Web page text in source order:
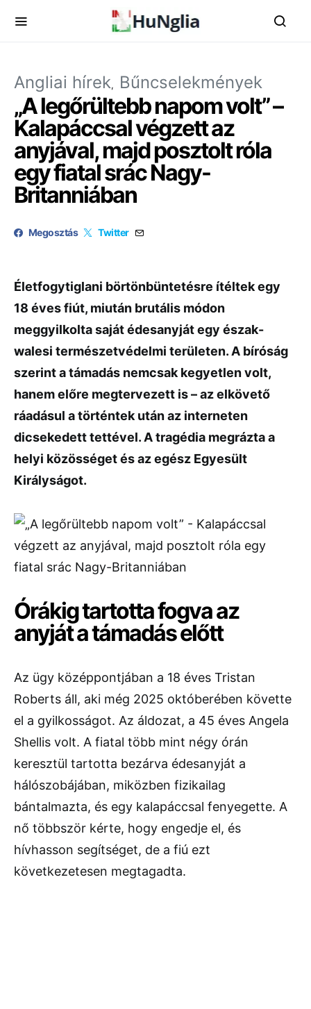
Angliai hírek Bűncselekmények
„A legőrültebb napom volt” –
Kalapáccsal végzett az
anyjával, majd posztolt róla
egy fiatal srác Nagy-
Britanniában
Megosztás Twitter
Életfogytiglani börtönbüntetésre ítéltek egy
18 éves fiút, miután brutális módon
meggyilkolta saját édesanyját egy észak-
walesi természetvédelmi területen. A bíróság
szerint a támadás nemcsak kegyetlen volt,
hanem előre megtervezett is – az elkövető
ráadásul a történtek után az interneten
dicsekedett tettével. A tragédia megrázta a
helyi közösséget és az egész Egyesült
Királyságot.
Órákig tartotta fogva az
anyját a támadás előtt
Az ügy középpontjában a 18 éves Tristan
Roberts áll, aki még 2025 októberében követte
el a gyilkosságot. Az áldozat, a 45 éves Angela
Shellis volt. A fiatal több mint négy órán
keresztül tartotta bezárva édesanyját a
hálószobájában, miközben fizikailag
bántalmazta, és egy kalapáccsal fenyegette. A
nő többször kérte, hogy engedje el, és
hívhasson segítséget, de a fiú ezt
következetesen megtagadta.